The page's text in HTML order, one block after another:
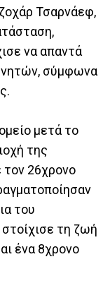
Τσαρνάεφ,
να απαντά
σύμφωνα
μετά το
της
τον 26χρονο
του
τη ζωή
ένα 8χρονο